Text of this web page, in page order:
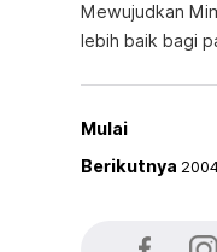
Mewujudkan
lebih baik bagi
Mulai
Berikutnya